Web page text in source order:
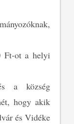
Ft-ot a helyi
a község
hogy akik
és Vidéke